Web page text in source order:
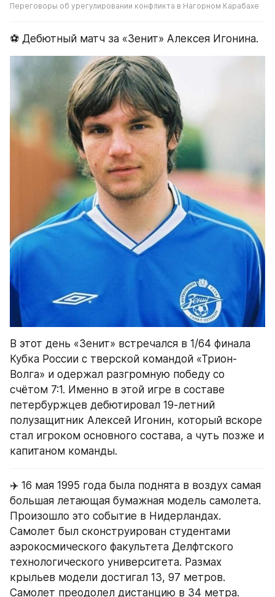
Переговоры об урегулировании конфликта в Нагорном Карабахе
⚽️ Дебютный матч за «Зенит» Алексея Игонина.
В этот день «Зенит» встречался в 1/64 финала
Кубка России с тверской командой «Трион-
Волга» и одержал разгромную победу со
счётом 7:1. Именно в этой игре в составе
петербуржцев дебютировал 19-летний
полузащитник Алексей Игонин, который вскоре
стал игроком основного состава, а чуть позже и
капитаном команды.
✈️ 16 мая 1995 года была поднята в воздух самая
большая летающая бумажная модель самолета.
Произошло это событие в Нидерландах.
Самолет был сконструирован студентами
аэрокосмического факультета Делфтского
технологического университета. Размах
крыльев модели достигал 13, 97 метров.
Самолет преодолел дистанцию в 34 метра.